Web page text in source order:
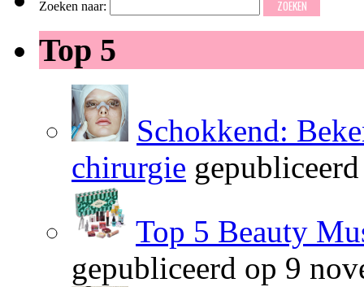
Zoeken naar:
Top 5
Schokkend:
chirurgie
Top 5 Beauty
gepubliceerd op 9